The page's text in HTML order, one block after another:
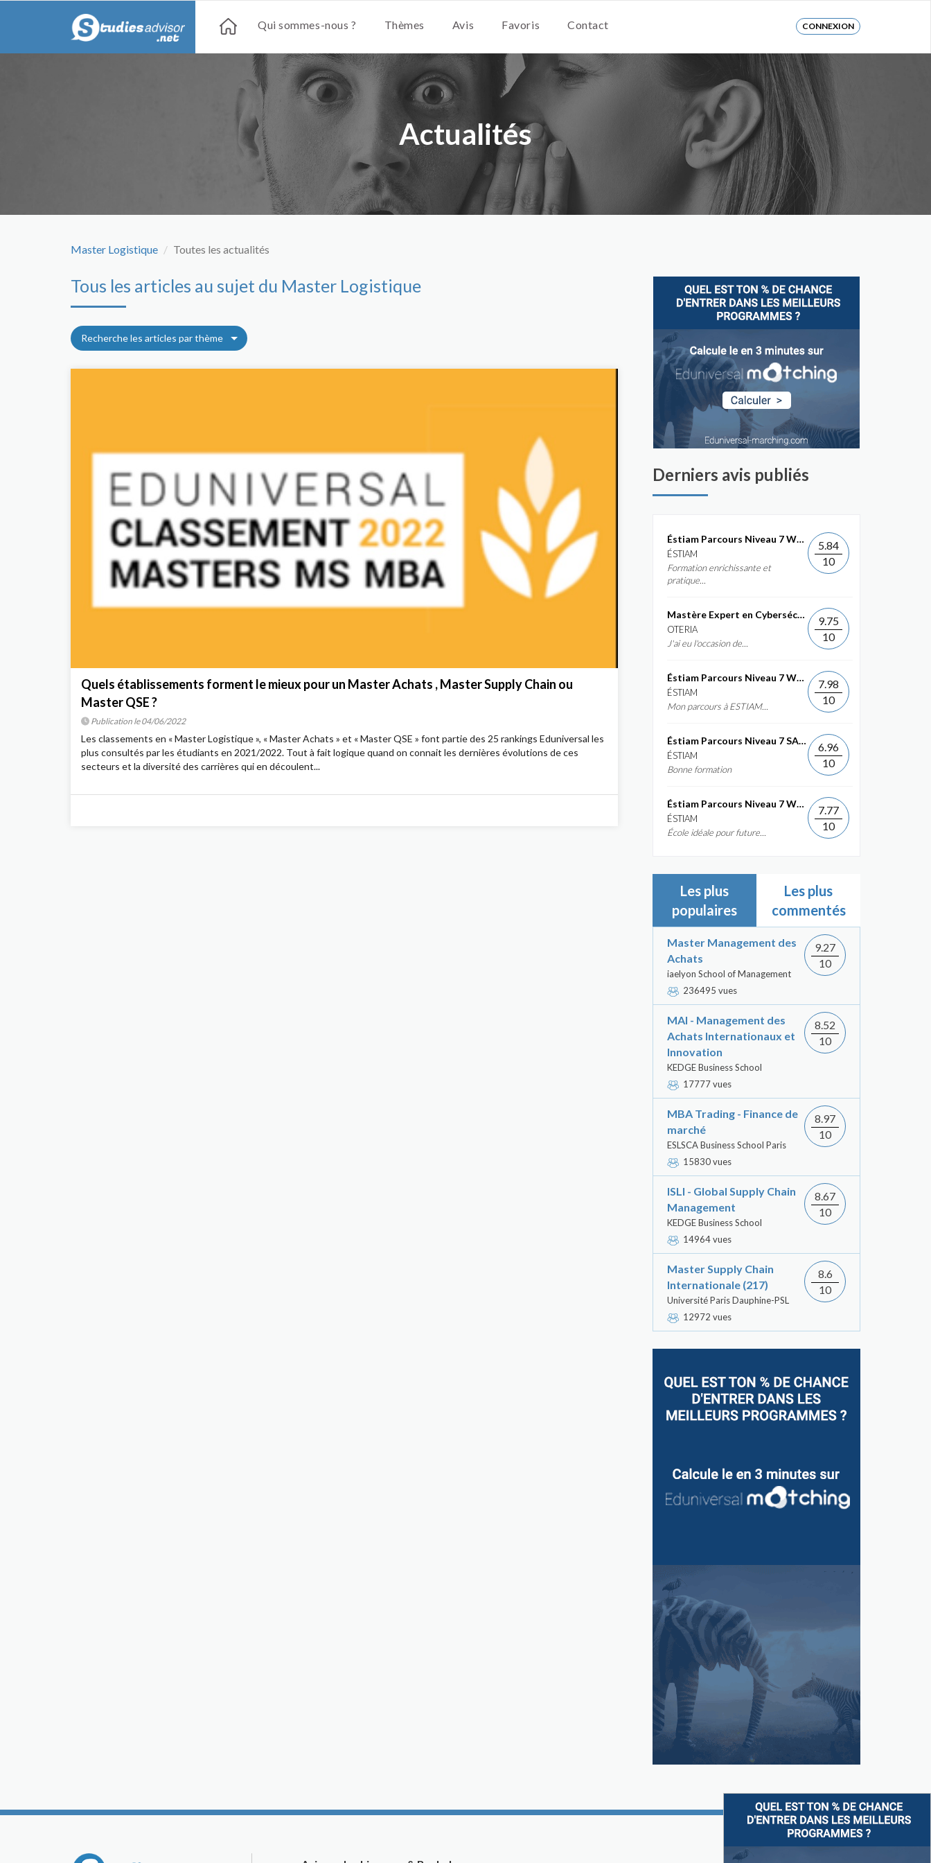
Qui sommes-nous ? Thèmes Avis Favoris Contact CONNEXION
Actualités
Master Logistique Toutes les actualités
Tous les articles au sujet du Master Logistique
Recherche les articles par thème
Quels établissements forment le mieux pour un Master Achats , Master Supply Chain ou
Master QSE ?
Publication le 04/06/2022
Les classements en « Master Logistique », « Master Achats » et « Master QSE » font partie des 25 rankings Eduniversal les
plus consultés par les étudiants en 2021/2022. Tout à fait logique quand on connait les dernières évolutions de ces
secteurs et la diversité des carrières qui en découlent...
Derniers avis publiés
Éstiam Parcours Niveau 7 Web &...
ÉSTIAM
Formation enrichissante et
pratique...
5.84
10
Mastère Expert en Cybersécurité
OTERIA
J'ai eu l'occasion de...
9.75
10
Éstiam Parcours Niveau 7 Web &...
ÉSTIAM
Mon parcours à ESTIAM...
7.98
10
Éstiam Parcours Niveau 7 SAP ERP...
ÉSTIAM
Bonne formation
6.96
10
Éstiam Parcours Niveau 7 Web &...
ÉSTIAM
École idéale pour future...
7.77
10
Les plus
populaires
Les plus
commentés
Master Management des
Achats
iaelyon School of Management
236495 vues
9.27
10
MAI - Management des
Achats Internationaux et
Innovation
KEDGE Business School
17777 vues
8.52
10
MBA Trading - Finance de
marché
ESLSCA Business School Paris
15830 vues
8.97
10
ISLI - Global Supply Chain
Management
KEDGE Business School
14964 vues
8.67
10
Master Supply Chain
Internationale (217)
Université Paris Dauphine-PSL
12972 vues
8.6
10